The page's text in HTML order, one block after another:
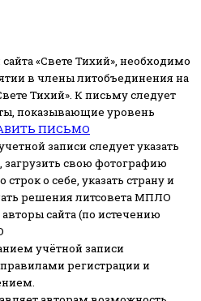
«Свете Тихий», необходимо
в члены литобъединения на
Тихий». К письму следует
показывающие уровень
ПИСЬМО
записи следует указать
свою фотографию
строк о себе, указать страну и
решения литсовета МПЛО
сайта (по истечению
учётной записи
регистрации и